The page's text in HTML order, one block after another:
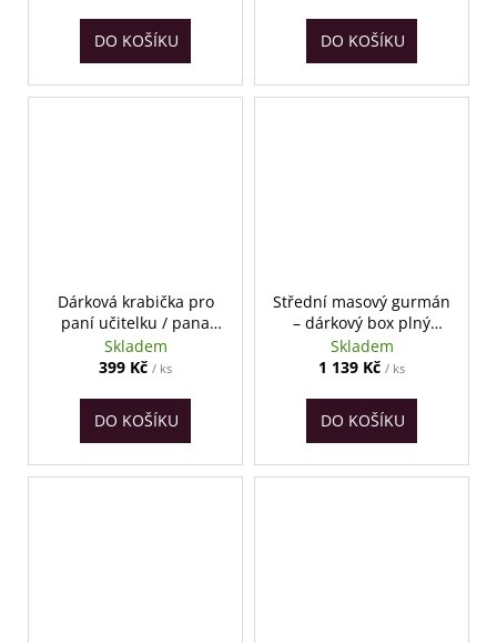
DO KOŠÍKU DO KOŠÍKU
Dárková krabička pro
paní učitelku / pana
učitele
Skladem
399 Kč / ks
DO KOŠÍKU
Střední masový gurmán
– dárkový box plný
uzenin
Skladem
1 139 Kč / ks
DO KOŠÍKU